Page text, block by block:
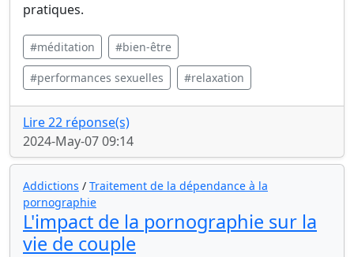
pratiques.
#méditation #bien-être
#performances sexuelles #relaxation
Lire 22 réponse(s)
2024-May-07 09:14
Addictions / Traitement de la dépendance à la
pornographie
L'impact de la pornographie sur la
vie de couple